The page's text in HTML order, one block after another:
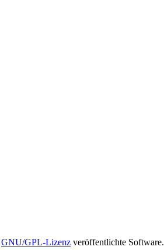
GNU/GPL-Lizenz veröffentlichte Software.